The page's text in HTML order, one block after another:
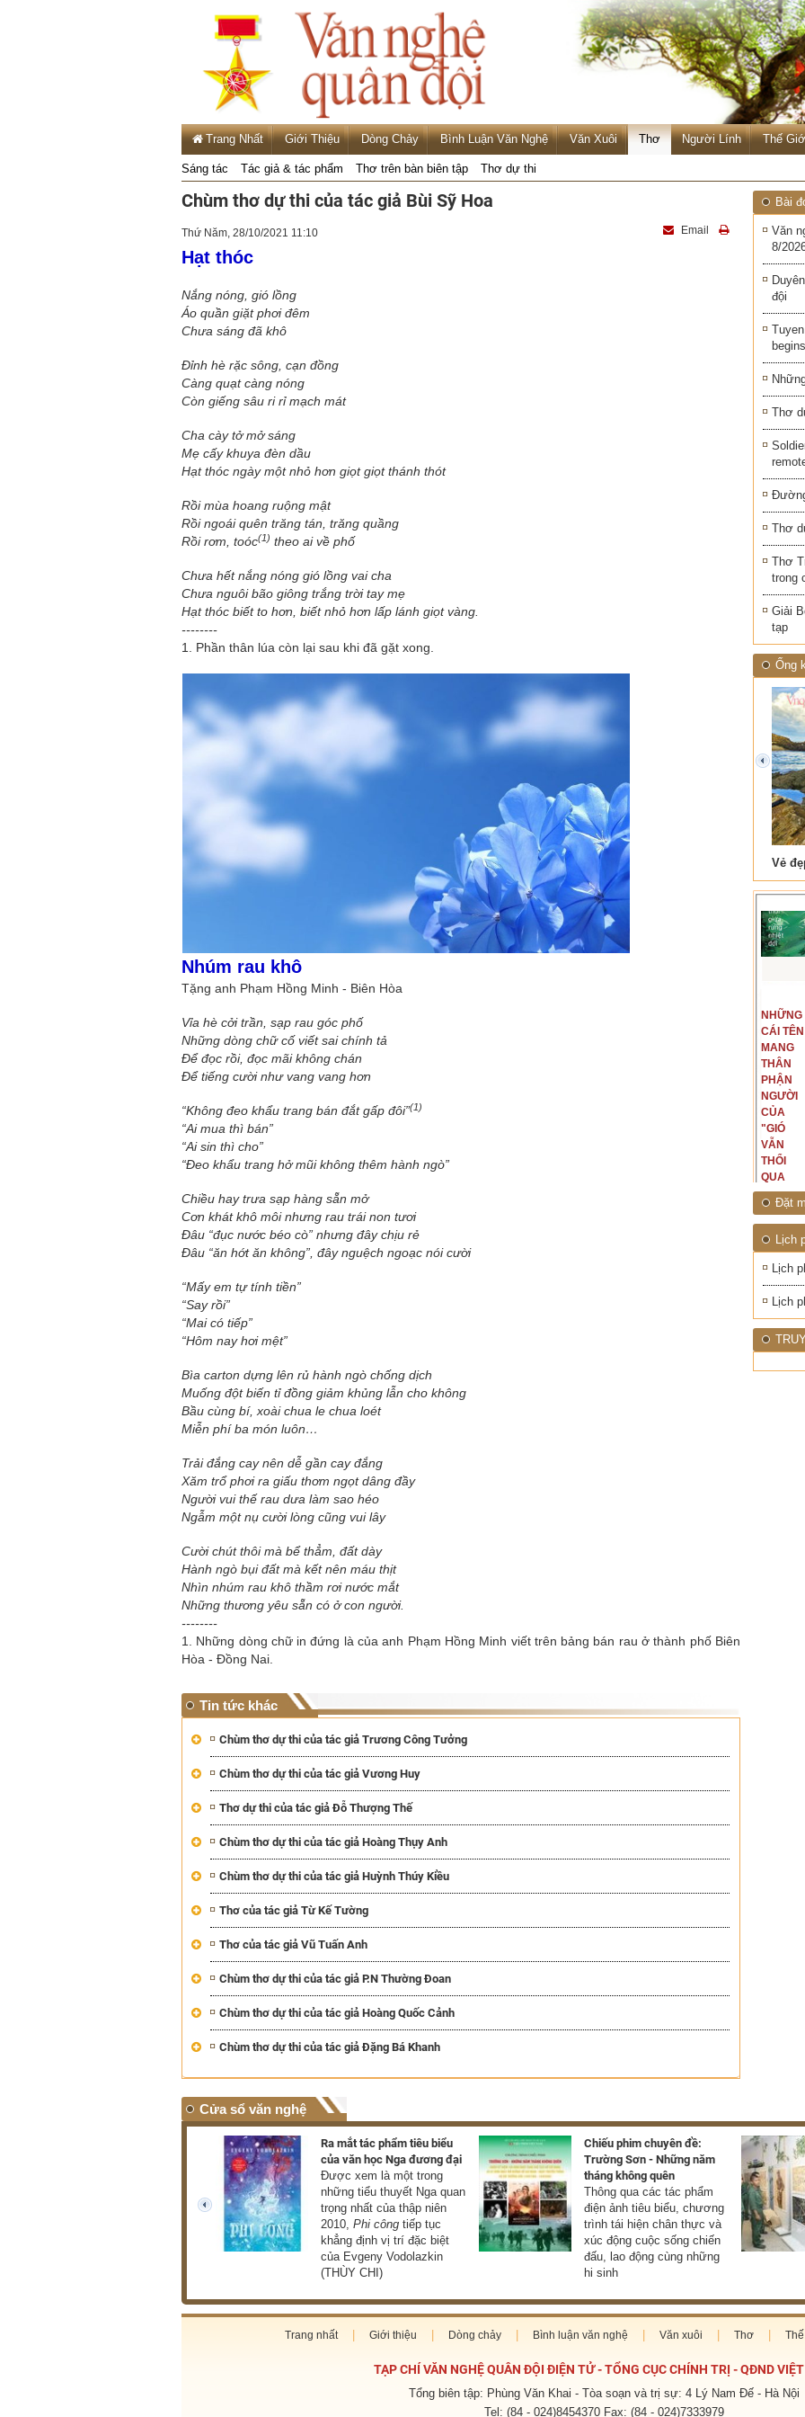
Trang Nhất Giới Thiệu Dòng Chảy Bình Luận Văn Nghệ Văn Xuôi Thơ Người Lính Thế
Sáng tác Tác giả & tác phẩm Thơ trên bàn biên tập Thơ dự thi
Chùm thơ dự thi của tác giả Bùi Sỹ Hoa
Thứ Năm, 28/10/2021 11:10 Email
Hạt thóc
Nắng nóng, gió lồng
Áo quần giặt phơi đêm
Chưa sáng đã khô
Đỉnh hè rặc sông, cạn đồng
Càng quạt càng nóng
Còn giếng sâu ri rỉ mạch mát
Cha cày tở mở sáng
Mẹ cấy khuya đèn dầu
Hạt thóc ngày một nhỏ hơn giọt giọt thánh thót
Rồi mùa hoang ruộng mật
Rồi ngoái quên trăng tán, trăng quầng
Rồi rơm, toóc(1) theo ai về phố
Chưa hết nắng nóng gió lồng vai cha
Chưa nguôi bão giông trắng trời tay mẹ
Hạt thóc biết to hơn, biết nhỏ hơn lấp lánh giọt vàng.
--------
1. Phần thân lúa còn lại sau khi đã gặt xong.
Nhúm rau khô
Tặng anh Phạm Hồng Minh - Biên Hòa
Vỉa hè cởi trần, sạp rau góc phố
Những dòng chữ cố viết sai chính tả
Để đọc rồi, đọc mãi không chán
Để tiếng cười như vang vang hơn
“Không đeo khẩu trang bán đắt gấp đôi”(1)
“Ai mua thì bán”
“Ai sin thì cho”
“Đeo khẩu trang hở mũi không thêm hành ngò”
Chiều hay trưa sạp hàng sẵn mở
Cơn khát khô môi nhưng rau trái non tươi
Đâu “đục nước béo cò” nhưng đây chịu rẻ
Đâu “ăn hớt ăn không”, đây nguệch ngoạc nói cười
“Mấy em tự tính tiền”
“Say rồi”
“Mai có tiếp”
“Hôm nay hơi mệt”
Bìa carton dựng lên rủ hành ngò chống dịch
Muống đột biến tỉ đồng giảm khủng lẫn cho không
Bầu cùng bí, xoài chua le chua loét
Miễn phí ba món luôn…
Trải đắng cay nên dễ gần cay đắng
Xăm trổ phơi ra giấu thơm ngọt dâng đầy
Người vui thế rau dưa làm sao héo
Ngẫm một nụ cười lòng cũng vui lây
Cười chút thôi mà bể thẳm, đất dày
Hành ngò bụi đất mà kết nên máu thịt
Nhìn nhúm rau khô thầm rơi nước mắt
Những thương yêu sẵn có ở con người.
--------
1. Những dòng chữ in đứng là của anh Phạm Hồng Minh viết trên bảng bán rau ở thành phố Biên
Hòa - Đồng Nai.
Tin tức khác
Chùm thơ dự thi của tác giả Trương Công Tưởng
Chùm thơ dự thi của tác giả Vương Huy
Thơ dự thi của tác giả Đỗ Thượng Thế
Chùm thơ dự thi của tác giả Hoàng Thụy Anh
Chùm thơ dự thi của tác giả Huỳnh Thúy Kiều
Thơ của tác giả Từ Kế Tường
Thơ của tác giả Vũ Tuấn Anh
Chùm thơ dự thi của tác giả P.N Thường Đoan
Chùm thơ dự thi của tác giả Hoàng Quốc Cảnh
Chùm thơ dự thi của tác giả Đặng Bá Khanh
Bài
Văn
8/
đội
Thơ
Thơ
Thơ
trong
Giải
tạp
Ống
Lẫm liệt Hải Vân quan
prev
NHỮNG
TÔI GẶP,
NHỮNG
CHUYỆN
công việc của sự hư cấu, một
hành trình phác dựng thế giới từ
trí tưởng tượng, nơi nhà văn tự
do tạo hình mọi thứ theo ý mình...
(TRẦN THỊ TÚ NGỌC)
NHỮNG
CÁI TÊN
MANG
THÂN
PHẬN
NGƯỜI
CỦA
"GIÓ
VẪN
THỔI
QUA
RỪNG
NHIỆT
ĐỚI"
Đặt
Lịch
Lịch
Lịch
Cửa sổ văn nghệ
phẩm tiêu biểu thuộc nhiều
Ra mắt tác phẩm tiêu biểu
của văn học Nga đương đại
Được xem là một trong
những tiểu thuyết Nga quan
trọng nhất của thập niên
2010, Phi công tiếp tục
khẳng định vị trí đặc biệt
của Evgeny Vodolazkin
(THÙY CHI)
Chiếu phim chuyên đề:
Trường Sơn - Những năm
tháng không quên
Thông qua các tác phẩm
điện ảnh tiêu biểu, chương
trình tái hiện chân thực và
xúc động cuộc sống chiến
đấu, lao động cùng những
hi sinh
prev
Trang nhất Giới thiệu Dòng chảy Bình luận văn nghệ Văn xuôi Thơ
TẠP CHÍ VĂN NGHỆ QUÂN ĐỘI ĐIỆN TỬ - TỔNG CỤC CHÍNH TRỊ - QĐND
Tổng biên tập: Phùng Văn Khai - Tòa soạn và trị sự: 4 Lý Nam Đế - Hà Nội
Tel: (84 - 024)8454370 Fax: (84 - 024)7333979